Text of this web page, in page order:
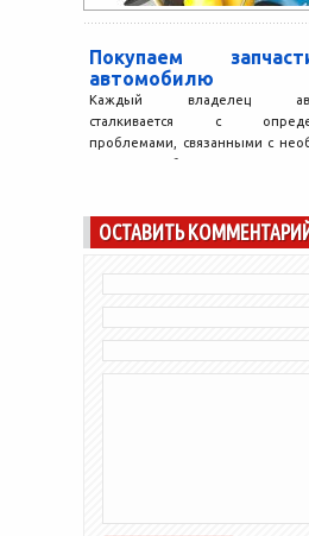
Покупаем
автомобилю
Каждый владелец
сталкивается с
проблемами, связанными с
за автомобилем уходом.
ОСТАВИТЬ